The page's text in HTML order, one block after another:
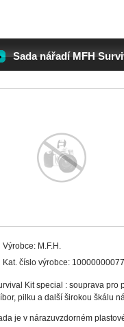
Sada nářadí MFH
Výrobce: M.F.H.
Kat. číslo výrobce:
Kit special : souprava pro
pilku a další širokou škálu
je v nárazuvzdorném